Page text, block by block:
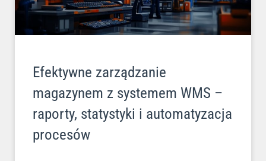
Efektywne zarządzanie
magazynem z systemem WMS –
raporty, statystyki i automatyzacja
procesów